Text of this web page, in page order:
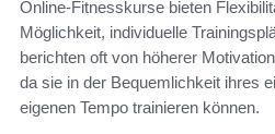
Online-Fitnesskurse bieten
Möglichkeit, individuelle
berichten oft von höherer
da sie in der Bequemlichkeit ihres
eigenen Tempo trainieren können.